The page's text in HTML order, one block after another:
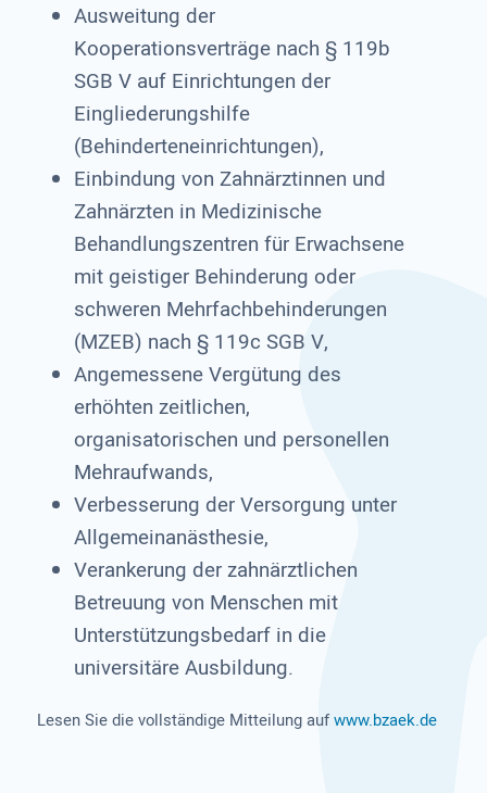
Ausweitung der
Kooperationsverträge nach § 119b
SGB V auf Einrichtungen der
Eingliederungshilfe
(Behinderteneinrichtungen),
Einbindung von Zahnärztinnen und
Zahnärzten in Medizinische
Behandlungszentren für Erwachsene
mit geistiger Behinderung oder
schweren Mehrfachbehinderungen
(MZEB) nach § 119c SGB V,
Angemessene Vergütung des
erhöhten zeitlichen,
organisatorischen und personellen
Mehraufwands,
Verbesserung der Versorgung unter
Allgemeinanästhesie,
Verankerung der zahnärztlichen
Betreuung von Menschen mit
Unterstützungsbedarf in die
universitäre Ausbildung.
Lesen Sie die vollständige Mitteilung aufwww.bzaek.de